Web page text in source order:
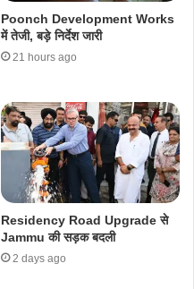
Poonch Development Works
में तेजी, बड़े निर्देश जारी
21 hours ago
Residency Road Upgrade से
Jammu की सड़क बदली
2 days ago